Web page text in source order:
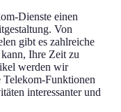
Dienste einen
Von
gibt es zahlreiche
Ihre Zeit zu
werden wir
Telekom-Funktionen
interessanter und